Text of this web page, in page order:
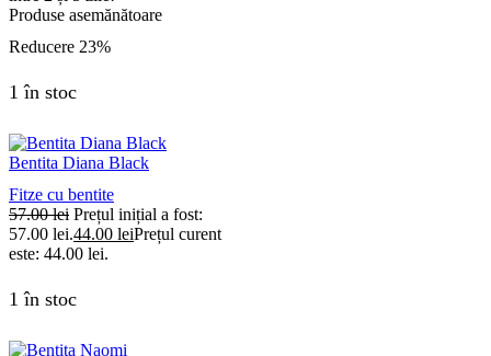
Produse asemănătoare
Reducere 23%
1 în stoc
Bentita Diana Black
Fitze cu bentite
57.00lei Prețul inițial a fost:
57.00 lei.44.00 leiPrețul curent
este: 44.00 lei.
1 în stoc